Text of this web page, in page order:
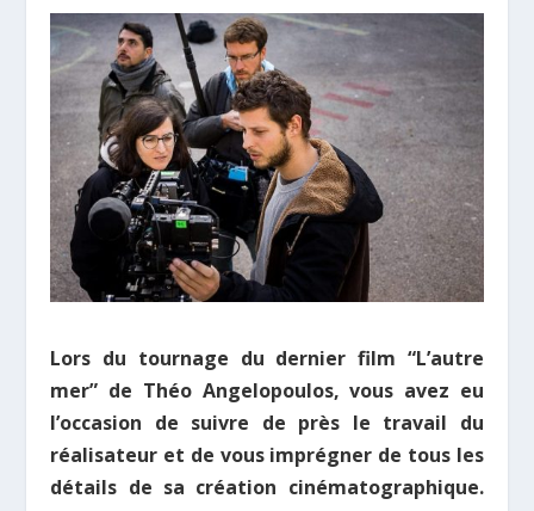
Lors du tournage du dernier film “L’autre
mer” de Théo Angelopoulos, vous avez eu
l’occasion de suivre de près le travail du
réalisateur et de vous imprégner de tous les
détails de sa création cinématographique.